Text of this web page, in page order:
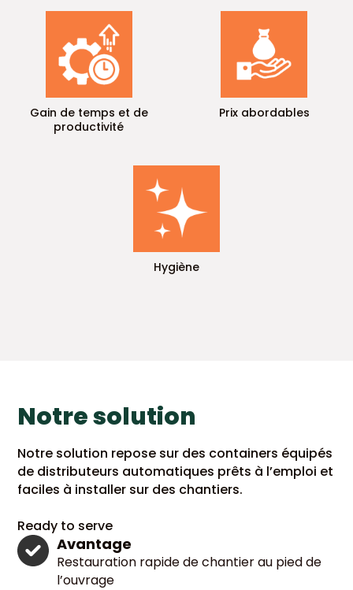
Gain de temps et de
productivité
Prix abordables
Hygiène
Notre solution
Notre solution repose sur des containers équipés
de distributeurs automatiques prêts à l’emploi et
faciles à installer sur des chantiers.
Ready to serve
Avantage
Restauration rapide de chantier au pied de
l’ouvrage